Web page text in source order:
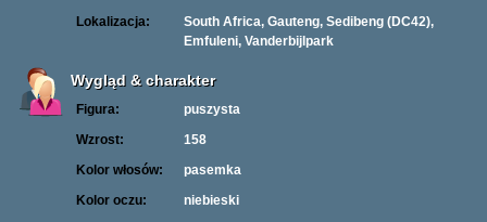
Lokalizacja:
South Africa, Gauteng, Sedibeng (DC42),
Emfuleni, Vanderbijlpark
Wygląd & charakter
Figura:
puszysta
Wzrost:
158
Kolor włosów:
pasemka
Kolor oczu:
niebieski